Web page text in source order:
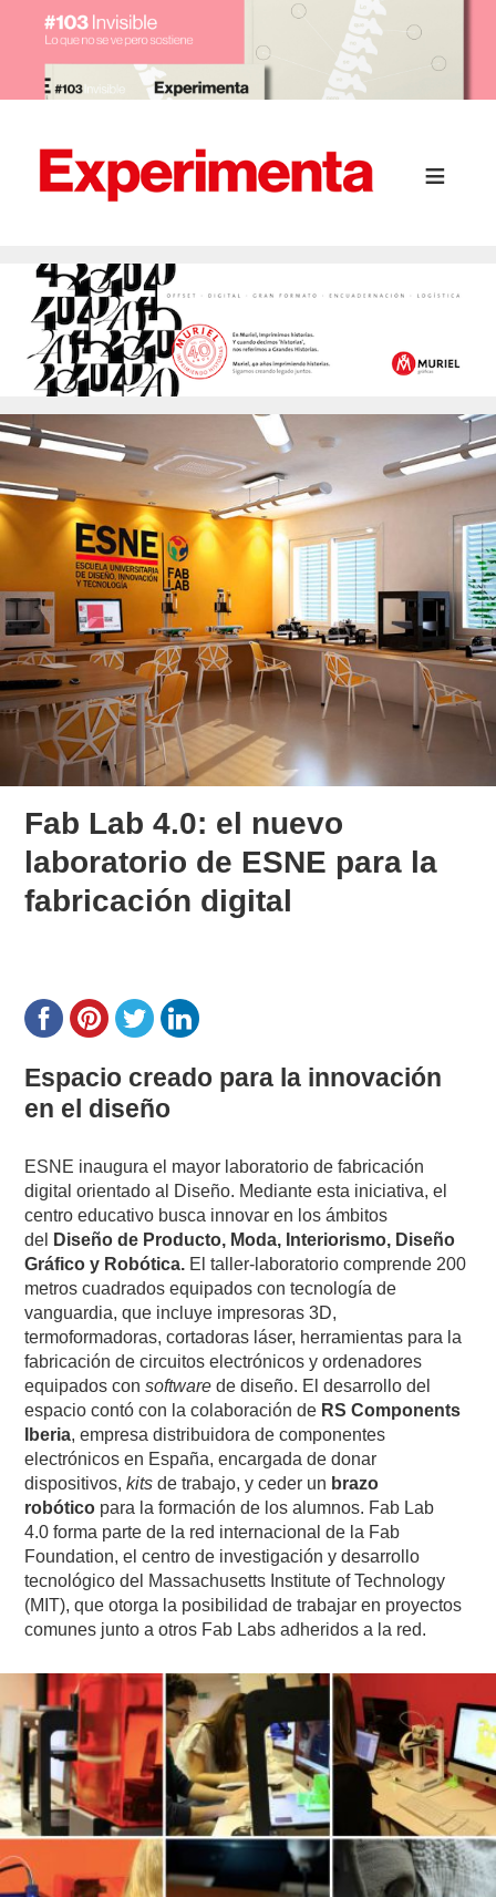
Fab Lab 4.0: el nuevo
laboratorio de ESNE para la
fabricación digital
Espacio creado para la innovación
en el diseño
ESNE inaugura el mayor laboratorio de fabricación
digital orientado al Diseño. Mediante esta iniciativa, el
centro educativo busca innovar en los ámbitos
del
Diseño de Producto, Moda, Interiorismo, Diseño
Gráfico y Robótica. El taller-laboratorio comprende 200
metros cuadrados equipados con tecnología de
vanguardia, que incluye impresoras 3D,
termoformadoras, cortadoras láser, herramientas para la
fabricación de circuitos electrónicos y ordenadores
equipados consoftware de diseño. El desarrollo del
espacio contó con la colaboración de RS Components
Iberia, empresa distribuidora de componentes
electrónicos en España, encargada de donar
dispositivos,kits de trabajo, y ceder un brazo
robótico para la formación de los alumnos. Fab Lab
4.0 forma parte de la red internacional de la Fab
Foundation, el centro de investigación y desarrollo
tecnológico del Massachusetts Institute of Technology
(MIT), que otorga la posibilidad de trabajar en proyectos
comunes junto a otros Fab Labs adheridos a la red.